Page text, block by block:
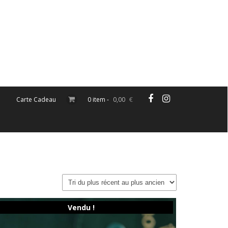
Carte Cadeau 0 item - 0,00 €
Vendu !